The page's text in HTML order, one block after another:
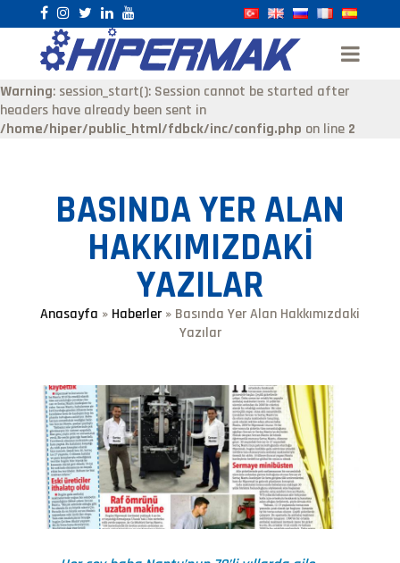
Warning: session_start(): Session cannot be started after
headers have already been sent in
/home/hiper/public_html/fdbck/inc/config.php on line 2
BASINDA YER ALAN
HAKKIMIZDAKI
YAZILAR
Anasayfa » Haberler » Basında Yer Alan Hakkımızdaki
Yazılar